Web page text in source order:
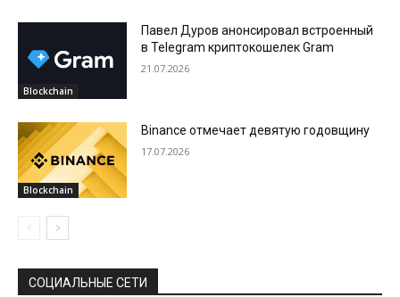
Blockchain
Павел Дуров анонсировал встроенный
в Telegram криптокошелек Gram
21.07.2026
Blockchain
Binance отмечает девятую годовщину
17.07.2026
СОЦИАЛЬНЫЕ СЕТИ